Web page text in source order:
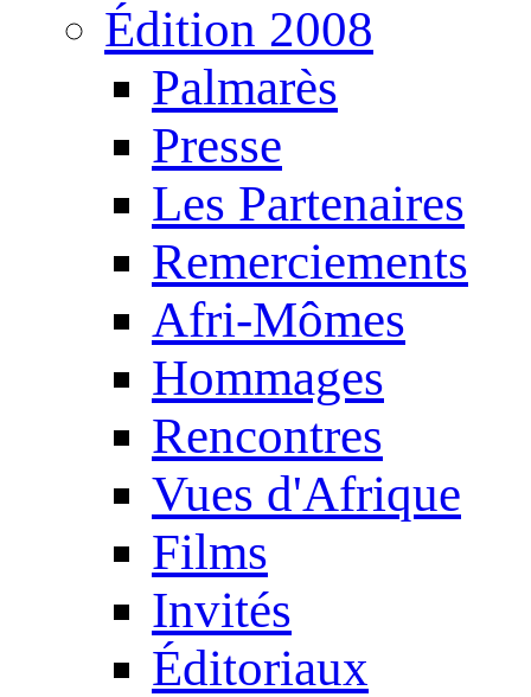
Édition 2008
Palmarès
Presse
Les Partenaires
Remerciements
Afri-Mômes
Hommages
Rencontres
Vues d'Afrique
Films
Invités
Éditoriaux